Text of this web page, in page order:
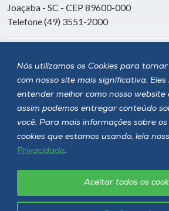
Nós utilizamos os Cookies para
com nosso site mais significativa.
entender melhor como nosso website
assim podemos entregar conteúdo
você. Para mais informações sobre
cookies que estamos usando, leia
Privacidade.
Aceitar todos os
Joaçaba - SC - CEP 89600-000
Telefone (49) 3551-2000
Siga a Unoesc
Política de privacidade LGPD